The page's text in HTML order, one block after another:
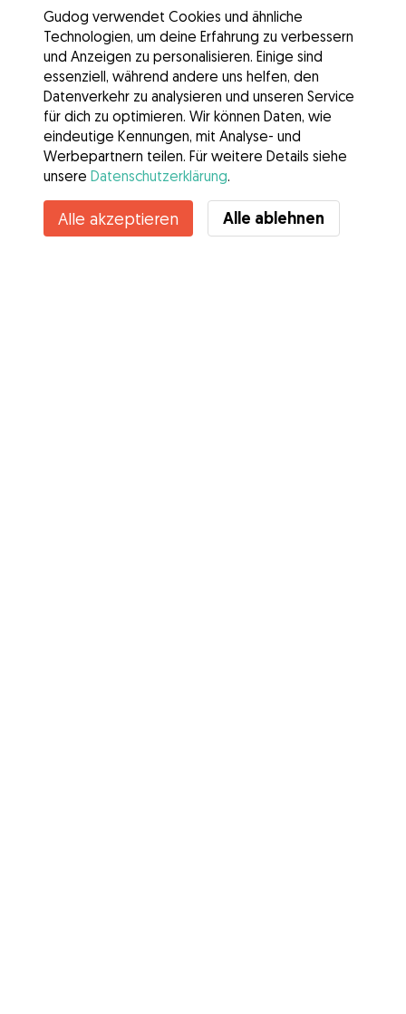
Gudog verwendet Cookies und ähnliche
Technologien, um deine Erfahrung zu verbessern
und Anzeigen zu personalisieren. Einige sind
essenziell, während andere uns helfen, den
Datenverkehr zu analysieren und unseren Service
für dich zu optimieren. Wir können Daten, wie
eindeutige Kennungen, mit Analyse- und
Werbepartnern teilen. Für weitere Details siehe
unsere Datenschutzerklärung.
Alle akzeptieren Alle ablehnen